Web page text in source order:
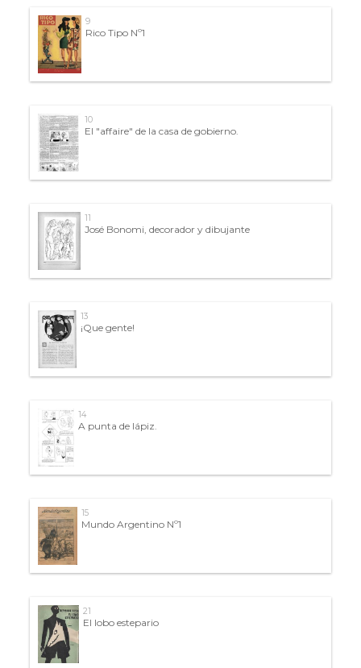
9
Rico Tipo Nº1
10
El "affaire" de la casa de gobierno.
11
José Bonomi, decorador y dibujante
13
¡Que gente!
14
A punta de lápiz.
15
Mundo Argentino Nº1
21
El lobo estepario